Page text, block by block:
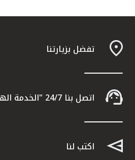
تفضل بزيارتنا
اتصل بنا 24/7 "الخدمة الهاتفية" 1803333
اكتب لنا